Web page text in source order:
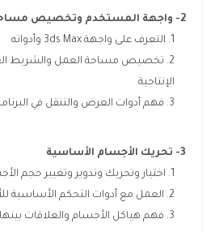
2- واجهة المستخدم وتخصيص مساحة العمل
التعرف على واجهة 3ds Max وأدواته
تخصيص مساحة العمل والشريط
الإنتاجية
فهم أدوات العرض والتنقل في
3- تحريك الأجسام الأساسية
اختيار وتحريك وتدوير وتغيير حجم
العمل مع أدوات التحكم الأساسية
فهم هياكل الأجسام والعلاقات بينها